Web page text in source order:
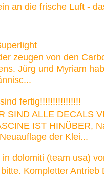
an die frische Luft -
zeugen von den
Jürg und Myriam
fertig!!!!!!!!!!!!!!!!
SIND ALLE DECALS
IST HINÜBER,
der Klei...
dolomiti (team usa)
Kompletter Antrieb